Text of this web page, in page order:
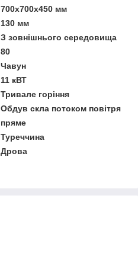
700х700х450 мм
130 мм
З зовнішнього середовища
80
Чавун
11 кВТ
Тривале горіння
Обдув скла потоком повітря
пряме
Туреччина
Дрова